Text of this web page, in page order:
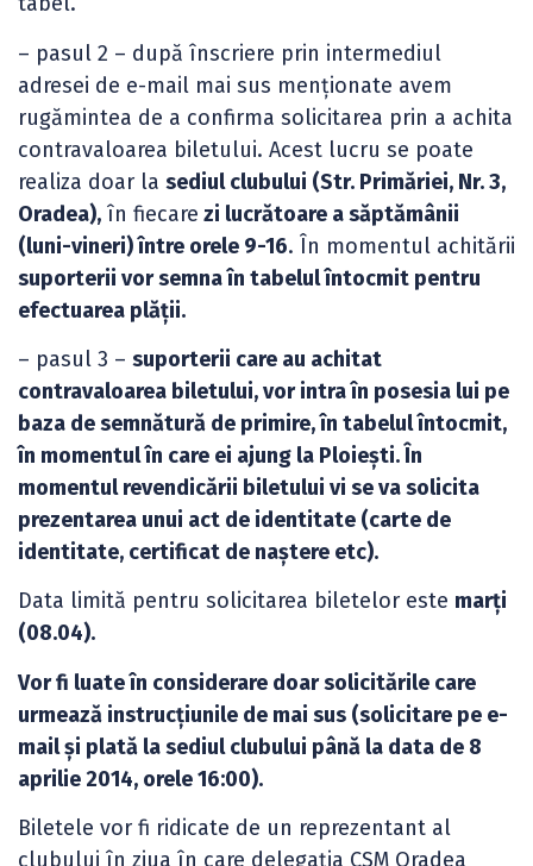
– pasul 2 – după înscriere prin intermediul
adresei de e-mail mai sus menționate avem
rugămintea de a confirma solicitarea prin a achita
contravaloarea biletului. Acest lucru se poate
realiza doar la sediul clubului (Str. Primăriei, Nr. 3,
Oradea), în fiecare zi lucrătoare a săptămânii
(luni-vineri) între orele 9-16. În momentul achitării
suporterii vor semna în tabelul întocmit pentru
efectuarea plății.
– pasul 3 – suporterii care au achitat
contravaloarea biletului, vor intra în posesia lui pe
baza de semnătură de primire, în tabelul întocmit,
în momentul în care ei ajung la Ploiești. În
momentul revendicării biletului vi se va solicita
prezentarea unui act de identitate (carte de
identitate, certificat de naștere etc).
Data limită pentru solicitarea biletelor este marți
(08.04).
Vor fi luate în considerare doar solicitările care
urmează instrucțiunile de mai sus (solicitare pe e-
mail și plată la sediul clubului până la data de 8
aprilie 2014, orele 16:00).
Biletele vor fi ridicate de un reprezentant al
clubului în ziua în care delegația CSM Oradea